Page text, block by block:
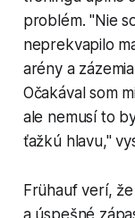
problém. "Nie
neprekvapilo
arény a
Očakával som
ale nemusí to
ťažkú hlavu,"
Frühauf verí,
a úspešné